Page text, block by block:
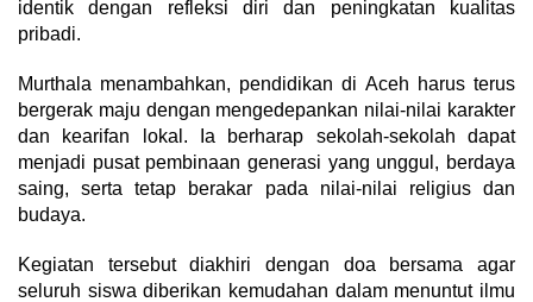
identik dengan refleksi diri dan peningkatan kualitas
pribadi.
Murthala menambahkan, pendidikan di Aceh harus terus
bergerak maju dengan mengedepankan nilai-nilai karakter
dan kearifan lokal. Ia berharap sekolah-sekolah dapat
menjadi pusat pembinaan generasi yang unggul, berdaya
saing, serta tetap berakar pada nilai-nilai religius dan
budaya.
Kegiatan tersebut diakhiri dengan doa bersama agar
seluruh siswa diberikan kemudahan dalam menuntut ilmu